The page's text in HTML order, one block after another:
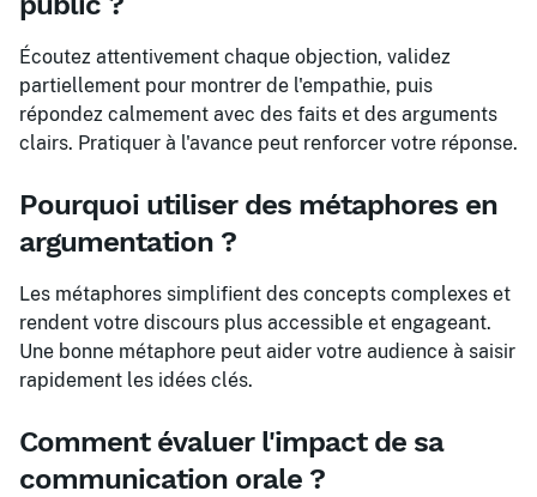
Écoutez attentivement chaque objection, validez
partiellement pour montrer de l'empathie, puis
répondez calmement avec des faits et des arguments
clairs. Pratiquer à l'avance peut renforcer votre réponse.
Pourquoi utiliser des métaphores en
argumentation ?
Les métaphores simplifient des concepts complexes et
rendent votre discours plus accessible et engageant.
Une bonne métaphore peut aider votre audience à saisir
rapidement les idées clés.
Comment évaluer l'impact de sa
communication orale ?